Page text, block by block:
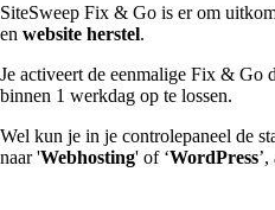
SiteSweep Fix & Go is er om
en website herstel.
Je activeert de eenmalige Fix & Go
binnen 1 werkdag op te lossen.
Wel kun je in je controlepaneel de
naar 'Webhosting' of ‘WordPress